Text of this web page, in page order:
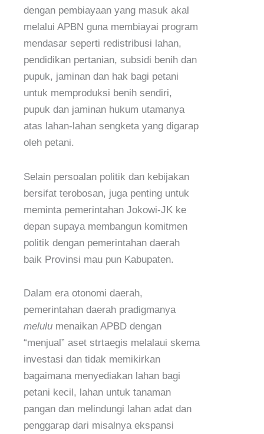
dengan pembiayaan yang masuk akal
melalui APBN guna membiayai program
mendasar seperti redistribusi lahan,
pendidikan pertanian, subsidi benih dan
pupuk, jaminan dan hak bagi petani
untuk memproduksi benih sendiri,
pupuk dan jaminan hukum utamanya
atas lahan-lahan sengketa yang digarap
oleh petani.
Selain persoalan politik dan kebijakan
bersifat terobosan, juga penting untuk
meminta pemerintahan Jokowi-JK ke
depan supaya membangun komitmen
politik dengan pemerintahan daerah
baik Provinsi mau pun Kabupaten.
Dalam era otonomi daerah,
pemerintahan daerah pradigmanya
melulu menaikan APBD dengan
“menjual” aset strtaegis melalaui skema
investasi dan tidak memikirkan
bagaimana menyediakan lahan bagi
petani kecil, lahan untuk tanaman
pangan dan melindungi lahan adat dan
penggarap dari misalnya ekspansi